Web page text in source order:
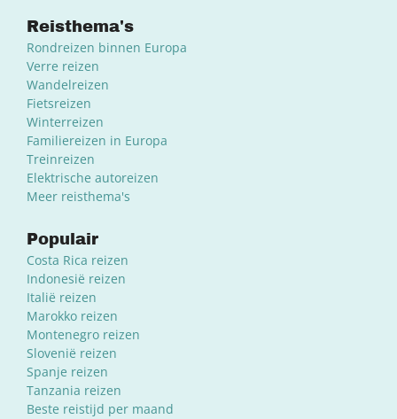
Reisthema's
Rondreizen binnen Europa
Verre reizen
Wandelreizen
Fietsreizen
Winterreizen
Familiereizen in Europa
Treinreizen
Elektrische autoreizen
Meer reisthema's
Populair
Costa Rica reizen
Indonesië reizen
Italië reizen
Marokko reizen
Montenegro reizen
Slovenië reizen
Spanje reizen
Tanzania reizen
Beste reistijd per maand